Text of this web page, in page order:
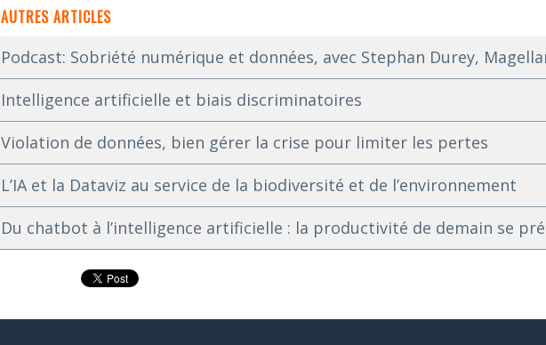
AUTRES ARTICLES
Podcast: Sobriété numérique et données, avec Stephan Durey,
Intelligence artificielle et biais discriminatoires
Violation de données, bien gérer la crise pour limiter les pertes
L’IA et la Dataviz au service de la biodiversité et de l’environnement
Du chatbot à l’intelligence artificielle : la productivité de demain se